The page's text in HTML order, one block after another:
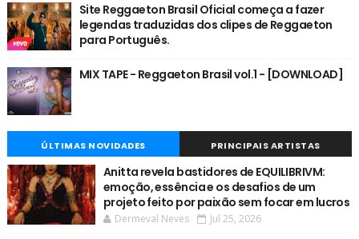
Site Reggaeton Brasil Oficial começa a fazer
legendas traduzidas dos clipes de Reggaeton
para Português.
MIX TAPE - Reggaeton Brasil vol.1 - [DOWNLOAD]
ÚLTIMAS NOVIDADES PRINCIPAIS ARTISTAS
Anitta revela bastidores de EQUILIBRIVM:
emoção, essência e os desafios de um
projeto feito por paixão sem focar em lucros
Dermeval Neves Jul 25, 2026